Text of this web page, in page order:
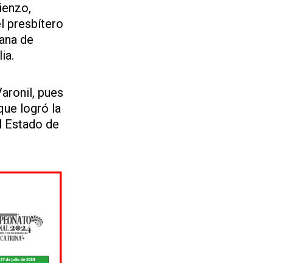
presbítero
de
pues
logró la
Estado de